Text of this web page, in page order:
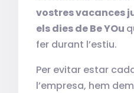
vostres vacances
els dies de Be YOu
fer durant l’estiu.
Per evitar estar
l’empresa, hem